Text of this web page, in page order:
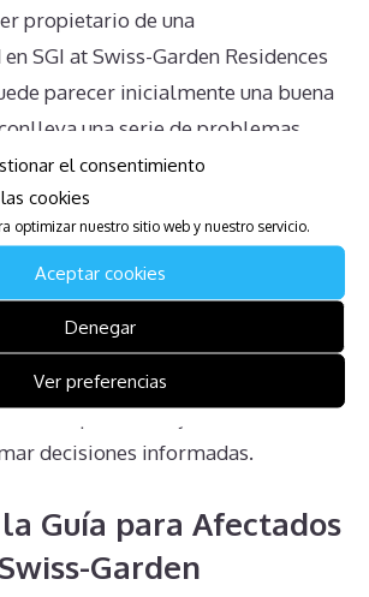
el consentimiento
cookies
optimizar nuestro sitio web y nuestro servicio.
Aceptar cookies
Denegar
Ver preferencias
propietario de una
SGI at Swiss-Garden Residences
parecer inicialmente una buena
una serie de problemas
Las cuotas de mantenimiento
para anular contratos
la inexistencia de un mercado real,
la transmisión de propiedad, y la
clara son algunos de los
abordar. Es esencial que los
bien informados y busquen la
para manejar estos
decisiones informadas.
Guía para Afectados
Garden